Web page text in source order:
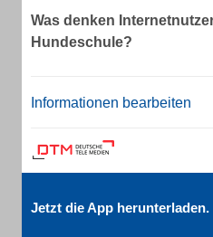
Was denken
Hundeschule?
Informationen bearbeiten
Jetzt die App herunterladen.